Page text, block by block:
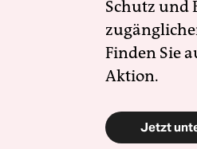
Schutz und
Finden Sie
Aktion.
Jetzt